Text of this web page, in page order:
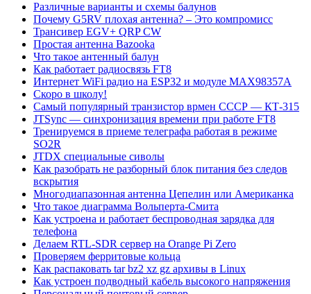
Различные варианты и схемы балунов
Почему G5RV плохая антенна? – Это компромисс
Трансивер EGV+ QRP CW
Простая антенна Bazooka
Что такое антенный балун
Как работает радиосвязь FT8
Интернет WiFi радио на ESP32 и модуле MAX98357A
Скоро в школу!
Самый популярный транзистор врмен СССР — КТ-315
JTSync — синхронизация времени при работе FT8
Тренируемся в приеме телеграфа работая в режиме
SO2R
JTDX специальные сиволы
Как разобрать не разборный блок питания без следов
вскрытия
Многодиапазонная антенна Цепелин или Американка
Что такое диаграмма Вольперта-Смита
Как устроена и работает беспроводная зарядка для
телефона
Делаем RTL-SDR сервер на Orange Pi Zero
Проверяем ферритовые кольца
Как распаковать tar bz2 xz gz архивы в Linux
Как устроен подводный кабель высокого напряжения